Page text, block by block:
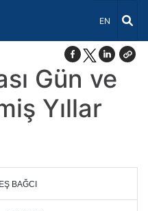
Dil Seçiniz
EN
Gün ve
Yıllar
BAĞCI